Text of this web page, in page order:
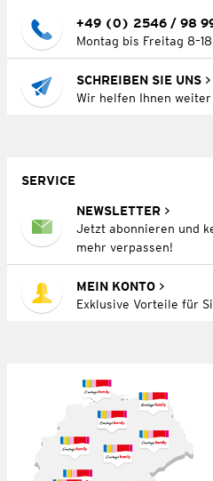
+49 (0) 2546 / 98
Montag bis Freitag
SCHREIBEN SIE UNS
Wir helfen Ihnen weiter
SERVICE
NEWSLETTER
Jetzt abonnieren und
mehr verpassen!
MEIN KONTO
Exklusive Vorteile für